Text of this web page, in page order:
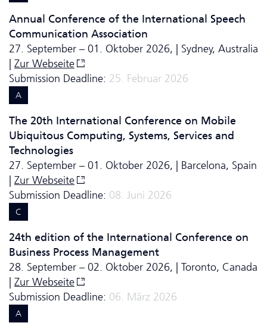
Annual Conference of the International Speech
Communication Association
27. September – 01. Oktober 2026, | Sydney, Australia
| Zur Webseite
Submission Deadline: 25. Februar 2026
A
The 20th International Conference on Mobile
Ubiquitous Computing, Systems, Services and
Technologies
27. September – 01. Oktober 2026, | Barcelona, Spain
| Zur Webseite
Submission Deadline: 08. Juni 2026
C
24th edition of the International Conference on
Business Process Management
28. September – 02. Oktober 2026, | Toronto, Canada
| Zur Webseite
Submission Deadline: 06. März 2026
A